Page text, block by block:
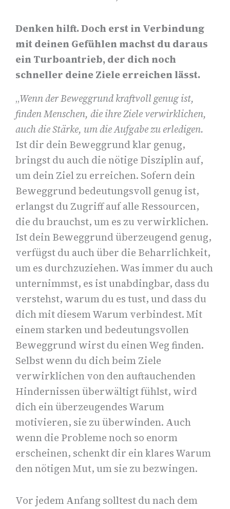
Denken hilft. Doch erst in Verbindung
mit deinen Gefühlen machst du daraus
ein Turboantrieb, der dich noch
schneller deine Ziele erreichen lässt.
„Wenn der Beweggrund kraftvoll genug ist,
finden Menschen, die ihre Ziele verwirklichen,
auch die Stärke, um die Aufgabe zu erledigen.
Ist dir dein Beweggrund klar genug,
bringst du auch die nötige Disziplin auf,
um dein Ziel zu erreichen. Sofern dein
Beweggrund bedeutungsvoll genug ist,
erlangst du Zugriff auf alle Ressourcen,
die du brauchst, um es zu verwirklichen.
Ist dein Beweggrund überzeugend genug,
verfügst du auch über die Beharrlichkeit,
um es durchzuziehen. Was immer du auch
unternimmst, es ist unabdingbar, dass du
verstehst, warum du es tust, und dass du
dich mit diesem Warum verbindest. Mit
einem starken und bedeutungsvollen
Beweggrund wirst du einen Weg finden.
Selbst wenn du dich beim Ziele
verwirklichen von den auftauchenden
Hindernissen überwältigt fühlst, wird
dich ein überzeugendes Warum
motivieren, sie zu überwinden. Auch
wenn die Probleme noch so enorm
erscheinen, schenkt dir ein klares Warum
den nötigen Mut, um sie zu bezwingen.
Vor jedem Anfang solltest du nach dem